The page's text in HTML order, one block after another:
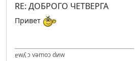
RE: ДОБРОГО ЧЕТВЕРГА
Привет
ɐwʎ ɔ vǝmоɔ dиw